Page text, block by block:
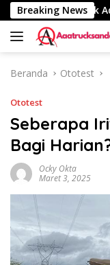
Langsung
ke
konten
Breaking News
Nggak Ada,
Beranda Ototest
Ototest
Seberapa
Bagi
Ocky Okta
Maret 3, 2025